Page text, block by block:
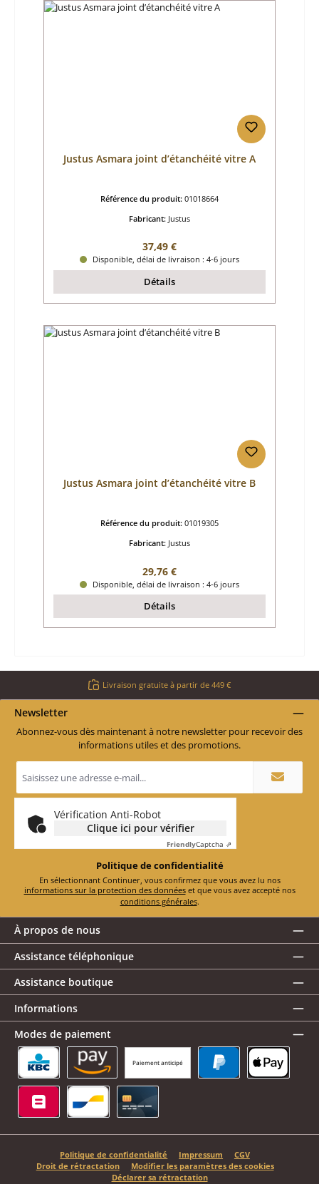
Justus Asmara joint d’étanchéité vitre A
Référence du produit: 01018664
Fabricant: Justus
Prix régulier :
37,49 €
Disponible, délai de livraison : 4-6 jours
Détails
Justus Asmara joint d’étanchéité vitre B
Référence du produit: 01019305
Fabricant: Justus
Prix régulier :
29,76 €
Disponible, délai de livraison : 4-6 jours
Détails
Livraison gratuite à partir de 449 €
Newsletter
Abonnez-vous dès maintenant à notre newsletter pour recevoir des
informations utiles et des promotions.
e-
mail
*
Vérification Anti-Robot
Clique ici pour vérifier
FriendlyCaptcha ⇗
Politique de confidentialité
En sélectionnant Continuer, vous confirmez que vous avez lu nos
informations sur la protection des données
et que vous avez accepté nos
conditions générales.
À propos de nous
Assistance téléphonique
Assistance boutique
Informations
Modes de paiement
Paiement anticipé
KBC/CBC Payment Button
Amazon Pay
Politique de confidentialité Impressum
CGV
Droit de rétractation
Modifier les paramètres des cookies
Déclarer sa rétractation